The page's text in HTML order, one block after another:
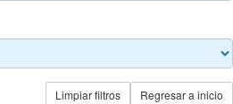
Regresar a inicio
Limpiar filtros